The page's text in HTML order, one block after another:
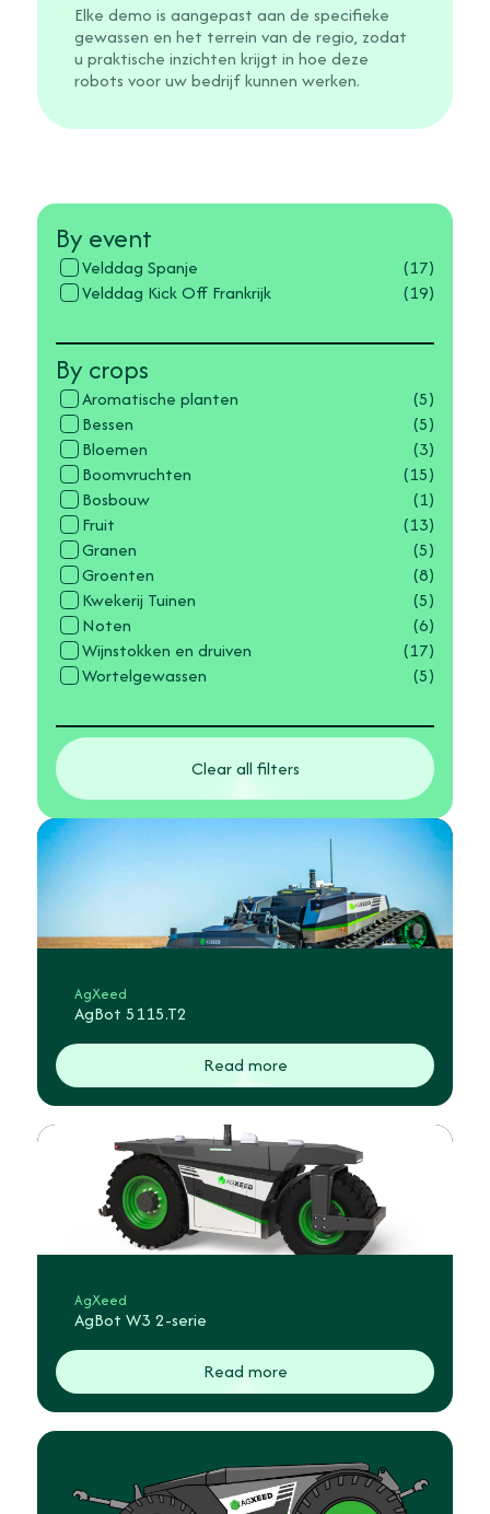
Elke demo is aangepast aan de specifieke
gewassen en het terrein van de regio, zodat
u praktische inzichten krijgt in hoe deze
robots voor uw bedrijf kunnen werken.
By event
Velddag Spanje
(17)
Velddag Kick Off Frankrijk
(19)
By crops
Aromatische planten
(5)
Bessen
(5)
Bloemen
(3)
Boomvruchten
(15)
Bosbouw
(1)
Fruit
(13)
Granen
(5)
Groenten
(8)
Kwekerij Tuinen
(5)
Noten
(6)
Wijnstokken en druiven
(17)
Wortelgewassen
(5)
Clear all filters
AgXeed
AgBot 5115.T2
Read more
AgXeed
AgBot W3 2-serie
Read more